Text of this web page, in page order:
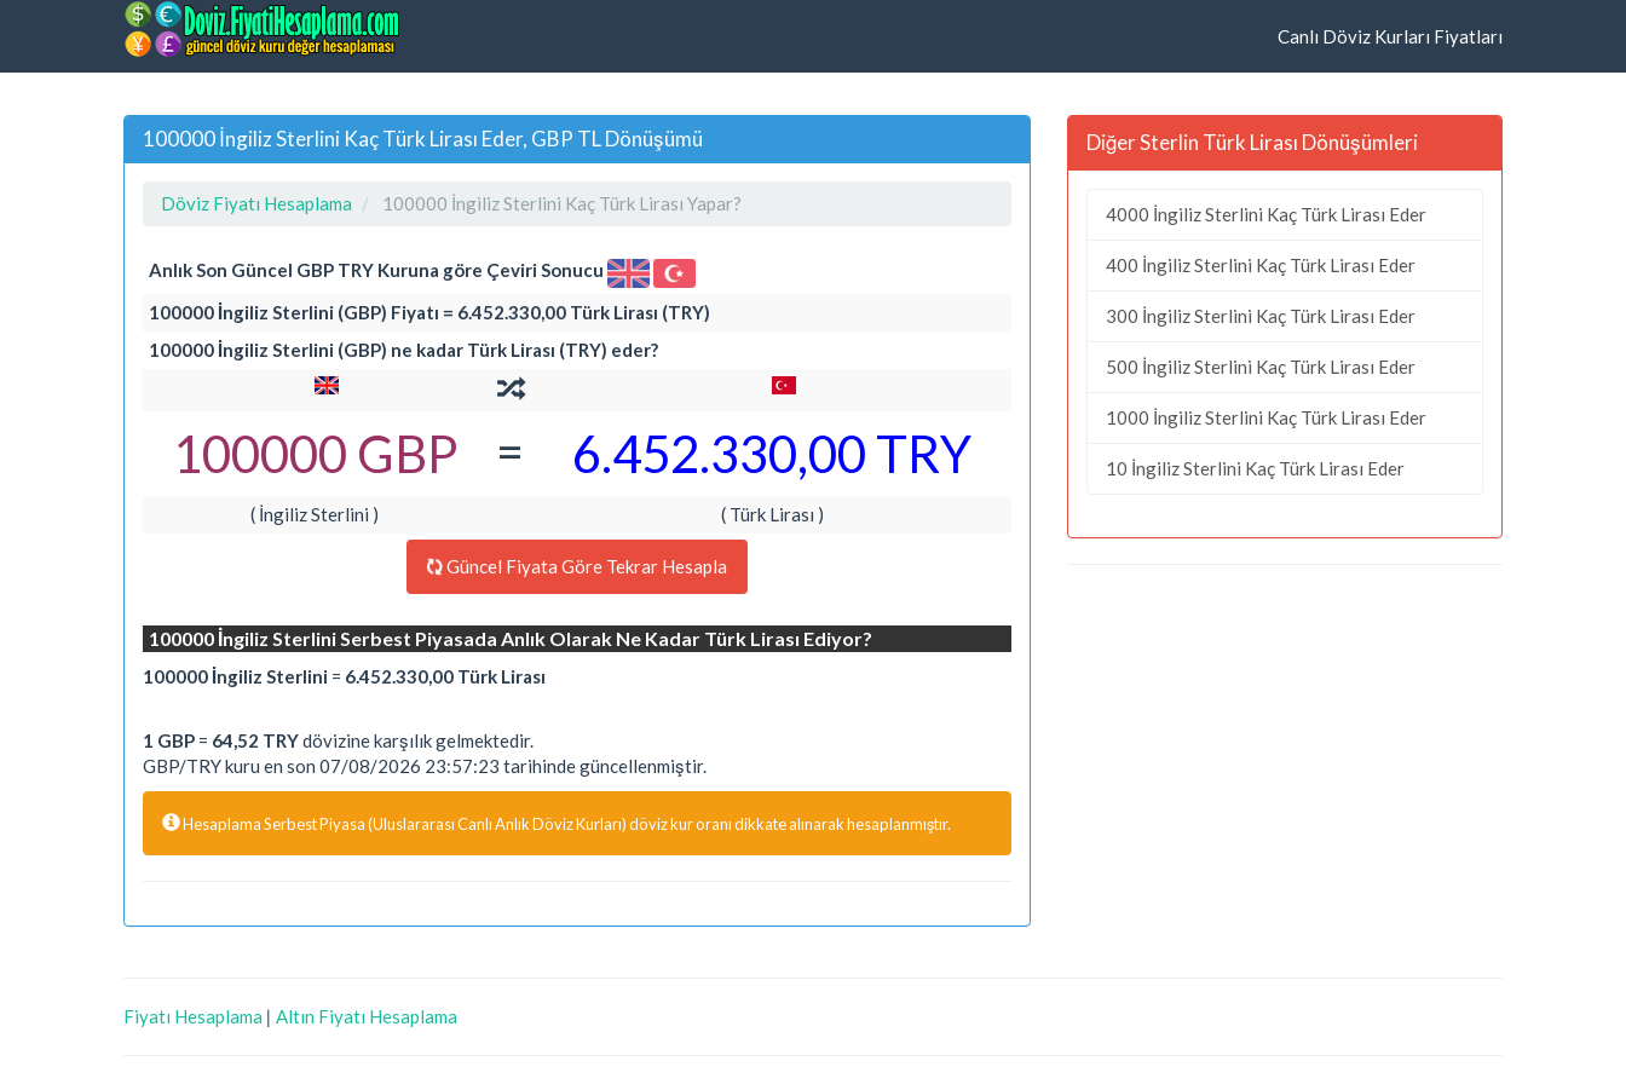
Canlı Döviz Kurları Fiyatları
100000 İngiliz Sterlini Kaç Türk Lirası Eder, GBP TL Dönüşümü
Döviz Fiyatı Hesaplama 100000 İngiliz Sterlini Kaç Türk Lirası Yapar?
Anlık Son Güncel GBP TRY Kuruna göre Çeviri Sonucu
100000 İngiliz Sterlini (GBP) Fiyatı = 6.452.330,00 Türk Lirası (TRY)
100000 İngiliz Sterlini (GBP) ne kadar Türk Lirası (TRY) eder?
100000 GBP = 6.452.330,00 TRY
( İngiliz Sterlini ) ( Türk Lirası )
Güncel Fiyata Göre Tekrar Hesapla
100000 İngiliz Sterlini Serbest Piyasada Anlık Olarak Ne Kadar Türk Lirası Ediyor?
100000 İngiliz Sterlini = 6.452.330,00 Türk Lirası
1 GBP = 64,52 TRYdövizine karşılık gelmektedir.
GBP/TRY kuru en son 07/08/2026 23:57:23 tarihinde güncellenmiştir.
Hesaplama Serbest Piyasa (Uluslararası Canlı Anlık Döviz Kurları) döviz kur oranı dikkate alınarak hesaplanmıştır.
Diğer Sterlin Türk Lirası Dönüşümleri
4000 İngiliz Sterlini Kaç Türk Lirası Eder
400 İngiliz Sterlini Kaç Türk Lirası Eder
300 İngiliz Sterlini Kaç Türk Lirası Eder
500 İngiliz Sterlini Kaç Türk Lirası Eder
1000 İngiliz Sterlini Kaç Türk Lirası Eder
10 İngiliz Sterlini Kaç Türk Lirası Eder
Fiyatı Hesaplama | Altın Fiyatı Hesaplama